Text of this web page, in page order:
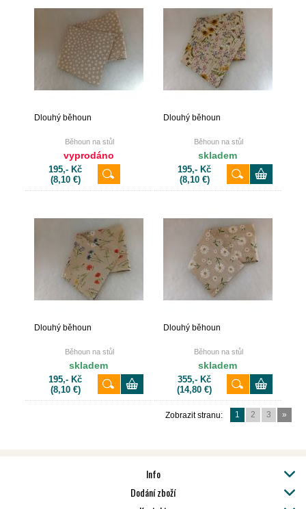
Dlouhý běhoun
Běhoun na stůl
vyprodáno
195,- Kč
(8,10 €)
Dlouhý běhoun
Běhoun na stůl
skladem
195,- Kč
(8,10 €)
Dlouhý běhoun
Běhoun na stůl
skladem
195,- Kč
(8,10 €)
Dlouhý běhoun
Běhoun na stůl
skladem
355,- Kč
(14,80 €)
Zobrazit stranu: 1 2 3 »
Info
Dodání zboží